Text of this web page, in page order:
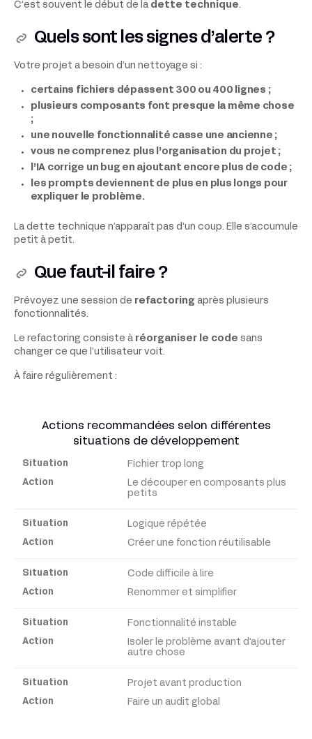
C’est souvent le début de la dette technique.
Quels sont les signes d’alerte ?
Votre projet a besoin d’un nettoyage si :
certains fichiers dépassent 300 ou 400 lignes ;
plusieurs composants font presque la même chose
;
une nouvelle fonctionnalité casse une ancienne ;
vous ne comprenez plus l’organisation du projet ;
l’IA corrige un bug en ajoutant encore plus de code ;
les prompts deviennent de plus en plus longs pour
expliquer le problème.
La dette technique n’apparaît pas d’un coup. Elle s’accumule
petit à petit.
Que faut-il faire ?
Prévoyez une session de refactoring après plusieurs
fonctionnalités.
Le refactoring consiste à réorganiser le code sans
changer ce que l’utilisateur voit.
À faire régulièrement :
Actions recommandées selon différentes
situations de développement
Situation Fichier trop long
Le découper en composants plus
petits
Logique répétée
Créer une fonction réutilisable
Code difficile à lire
Renommer et simplifier
Fonctionnalité instable
Isoler le problème avant d’ajouter
autre chose
Projet avant production
Faire un audit global